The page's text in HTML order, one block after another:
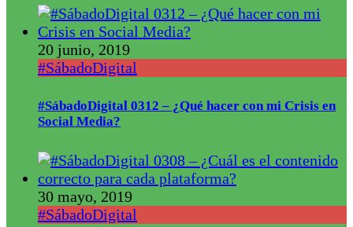
20 junio, 2019
#SábadoDigital
#SábadoDigital 0312 – ¿Qué hacer con mi Crisis en
Social Media?
30 mayo, 2019
#SábadoDigital